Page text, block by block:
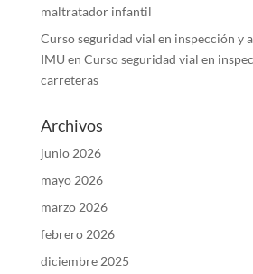
maltratador infantil
Curso seguridad vial en inspección y
IMU en Curso seguridad vial en
carreteras
Archivos
junio 2026
mayo 2026
marzo 2026
febrero 2026
diciembre 2025